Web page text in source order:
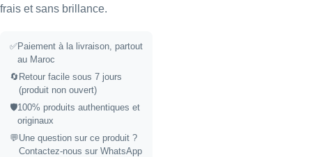
frais et sans brillance.
✅Paiement à la livraison, partout
au Maroc
🔄 Retour facile sous 7 jours
(produit non ouvert)
🛡️100% produits authentiques et
originaux
💬Une question sur ce produit ?
Contactez-nous sur WhatsApp